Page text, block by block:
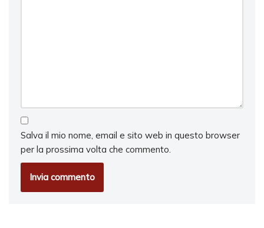
Salva il mio nome, email e sito web in questo browser
per la prossima volta che commento.